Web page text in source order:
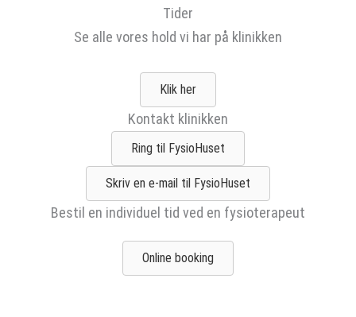
Tider
Se alle vores hold vi har på klinikken
Klik her
Kontakt klinikken
Ring til FysioHuset
Skriv en e-mail til FysioHuset
Bestil en individuel tid ved en fysioterapeut
Online booking